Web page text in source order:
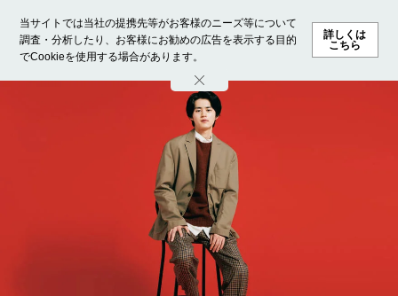
当サイトでは当社の提携先等がお客様のニーズ等について
調査・分析したり、お客様にお勧めの広告を表示する目的
でCookieを使用する場合があります。
詳しくは
こちら
ホーム モデル募集 ランキング ファッション ビューテ